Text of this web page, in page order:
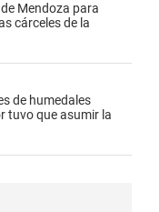
Mendoza para
cárceles de la
de humedales
tuvo que asumir la